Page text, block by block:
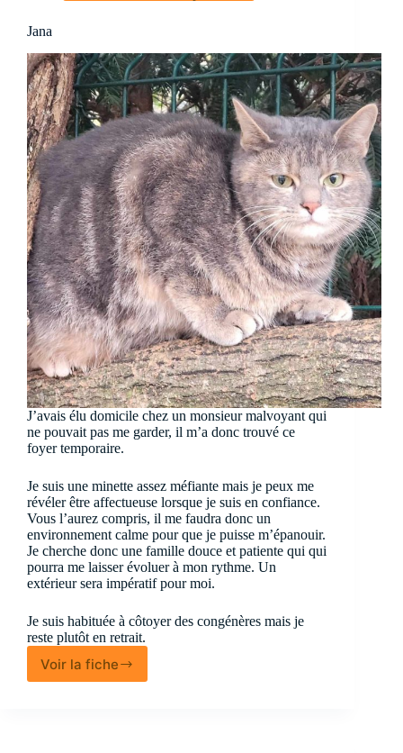
Jana
J’avais élu domicile chez un monsieur malvoyant qui
ne pouvait pas me garder, il m’a donc trouvé ce
foyer temporaire.
Je suis une minette assez méfiante mais je peux me
révéler être affectueuse lorsque je suis en confiance.
Vous l’aurez compris, il me faudra donc un
environnement calme pour que je puisse m’épanouir.
Je cherche donc une famille douce et patiente qui qui
pourra me laisser évoluer à mon rythme. Un
extérieur sera impératif pour moi.
Je suis habituée à côtoyer des congénères mais je
reste plutôt en retrait.
Voir la fiche
Jana